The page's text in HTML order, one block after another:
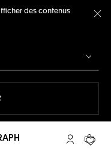
des contenus
Compte My
Votre